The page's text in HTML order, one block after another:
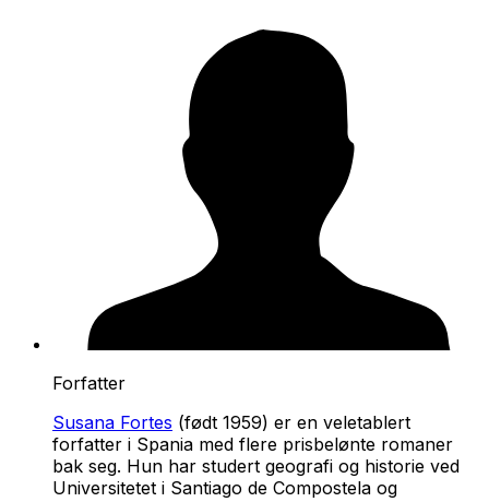
Forfatter
Susana Fortes (født 1959) er en veletablert
forfatter i Spania med flere prisbelønte romaner
bak seg. Hun har studert geografi og historie ved
Universitetet i Santiago de Compostela og